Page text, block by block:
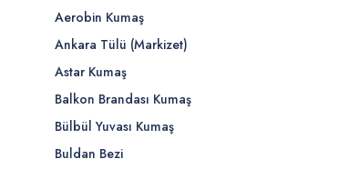
Aerobin Kumaş
Ankara Tülü (Markizet)
Astar Kumaş
Balkon Brandası Kumaş
Bülbül Yuvası Kumaş
Buldan Bezi